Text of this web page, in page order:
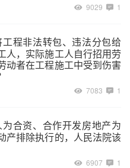
9029 1
程非法转包、违法分包给
人，实际施工人自行招用劳
动者在工程施工中受到伤害
7083 1
合资、合作开发房地产为
产排除执行的，人民法院该
6907 1